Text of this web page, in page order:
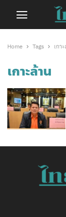
Home Tags เกา
เกาะล้าน